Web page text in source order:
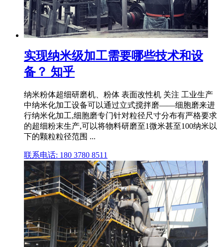
实现纳米级加工需要哪些技术和设
备？ 知乎
纳米粉体超细研磨机、粉体 表面改性机 关注 工业生产
中纳米化加工设备可以通过立式搅拌磨——细胞磨来进
行纳米化加工,细胞磨专门针对粒径尺寸分布有严格要求
的超细粉末生产,可以将物料研磨至1微米甚至100纳米以
下的颗粒粒径范围 ...
联系电话: 180 3780 8511